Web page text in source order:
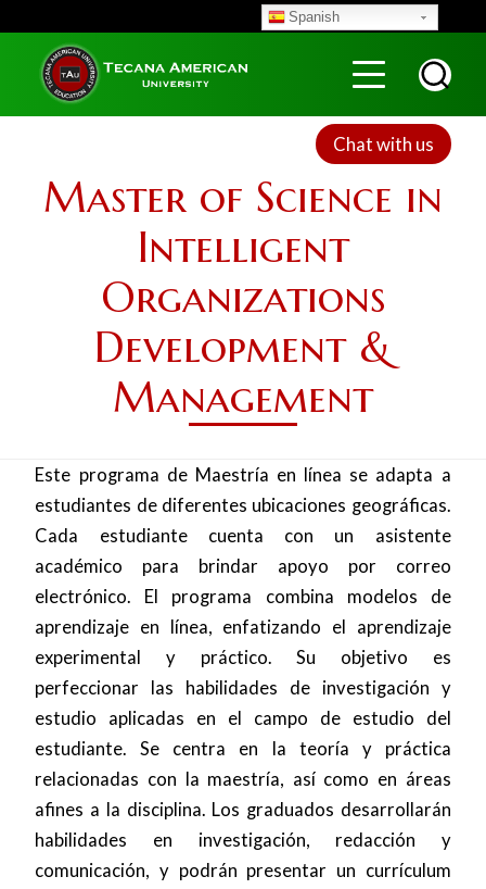
content
Menu
Top
Spanish
Chat with us
Master of Science in
Intelligent
Organizations
Development &
Management
Este programa de Maestría en línea se adapta a
estudiantes de diferentes ubicaciones geográficas.
Cada estudiante cuenta con un asistente
académico para brindar apoyo por correo
electrónico. El programa combina modelos de
aprendizaje en línea, enfatizando el aprendizaje
experimental y práctico. Su objetivo es
perfeccionar las habilidades de investigación y
estudio aplicadas en el campo de estudio del
estudiante. Se centra en la teoría y práctica
relacionadas con la maestría, así como en áreas
afines a la disciplina. Los graduados desarrollarán
habilidades en investigación, redacción y
comunicación, y podrán presentar un currículum